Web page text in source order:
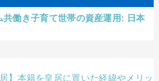
働き子育て世帯の資産運用: 日本
】本籍を皇居に置いた経緯やメリッ